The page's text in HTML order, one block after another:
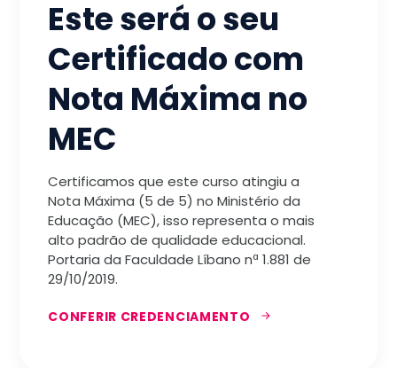
Este será o seu
Certificado com
Nota Máxima no
MEC
Certificamos que este curso atingiu a
Nota Máxima (5 de 5) no Ministério da
Educação (MEC), isso representa o mais
alto padrão de qualidade educacional.
Portaria da Faculdade Líbano nª 1.881 de
29/10/2019.
CONFERIR CREDENCIAMENTO